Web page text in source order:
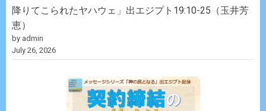
降りてこられたヤハウェ」出エジプト19:10-25（玉井芳
恵）
by admin
July 26, 2026